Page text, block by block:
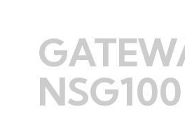
NSG100